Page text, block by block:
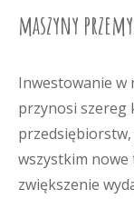
maszyny
Inwestowanie w
przynosi szereg
przedsiębiorstw,
wszystkim
zwiększenie